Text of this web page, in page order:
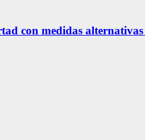
con medidas